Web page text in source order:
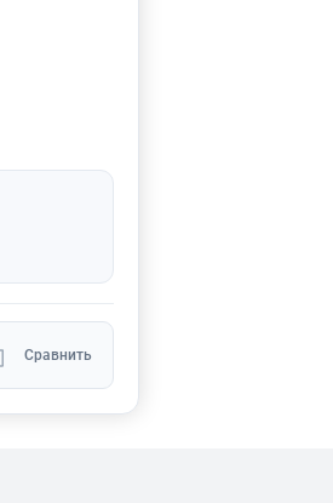
Сравнить